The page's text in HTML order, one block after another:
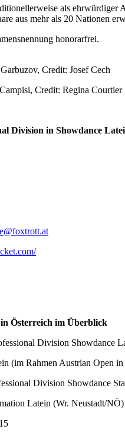
als
aus mehr als 20 Nationen
honorarfrei.
Garbuzov,
& Danilo
Division in Showdance
Österreich im Überblick
Showdance Latein
Rahmen Austrian Open in
Division Showdance
Latein (Wr. Neustadt/NÖ)